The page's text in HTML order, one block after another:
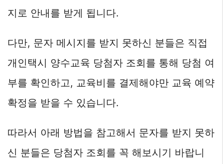
지로 안내를 받게 됩니다.
다만, 문자 메시지를 받지 못하신 분들은 직접
개인택시 양수교육 당첨자 조회를 통해 당첨 여
부를 확인하고, 교육비를 결제해야만 교육 예약
확정을 받을 수 있습니다.
따라서 아래 방법을 참고해서 문자를 받지 못하
신 분들은 당첨자 조회를 꼭 해보시기 바랍니